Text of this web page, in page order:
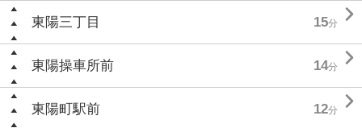
東陽三丁目 15分 
東陽操車所前 14分 
東陽町駅前 12分 